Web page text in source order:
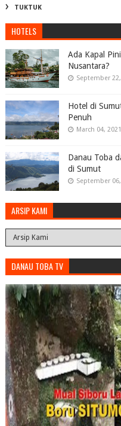
TUKTUK
HOTELS
Ada Kapal
Nusantara?
September
Hotel di
Penuh
March 04, 2021
Danau Toba
di Sumut
September
ARSIP KAMI
DANAU TOBA TV